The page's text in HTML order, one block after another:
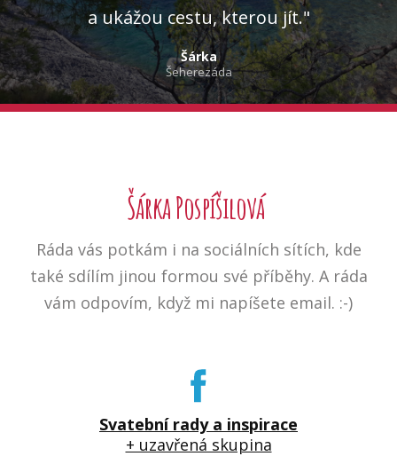
a ukážou cestu, kterou jít."
Šárka
Šeherezáda
Šárka Pospíšilová
Ráda vás potkám i na sociálních sítích, kde
také sdílím jinou formou své příběhy. A ráda
vám odpovím, když mi napíšete email. :-)
Svatební rady a inspirace
+ uzavřená skupina